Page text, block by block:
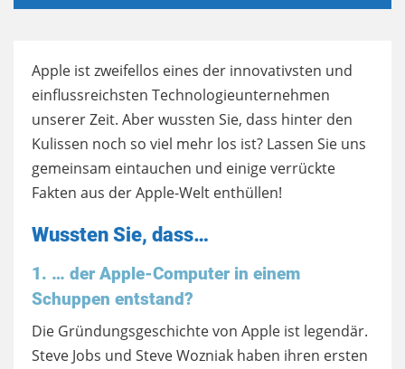
Apple ist zweifellos eines der innovativsten und
einflussreichsten Technologieunternehmen
unserer Zeit. Aber wussten Sie, dass hinter den
Kulissen noch so viel mehr los ist? Lassen Sie uns
gemeinsam eintauchen und einige verrückte
Fakten aus der Apple-Welt enthüllen!
Wussten Sie, dass…
1. … der Apple-Computer in einem
Schuppen entstand?
Die Gründungsgeschichte von Apple ist legendär.
Steve Jobs und Steve Wozniak haben ihren ersten